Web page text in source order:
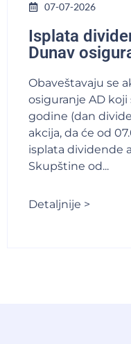
07-07-2026
Isplata
Dunav
Obaveštavaju se
osiguranje AD koji
godine (dan
akcija, da će od
isplata dividende
Skupštine od...
Detaljnije >